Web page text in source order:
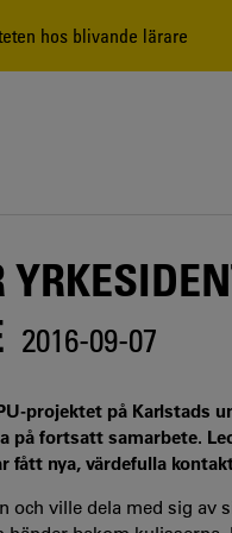
hos blivande lärare
2016-09-07
projektet på Karlstads
på fortsatt samarbete.
fått nya, värdefulla
ville dela med sig av